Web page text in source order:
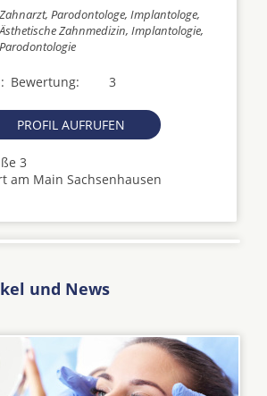
Zahnarzt, Parodontologe, Implantologe,
Ästhetische Zahnmedizin, Implantologie,
Parodontologie
3
Bewertung:
PROFIL AUFRUFEN
3
am Main Sachsenhausen
und News